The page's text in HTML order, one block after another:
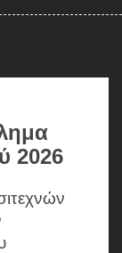
2026